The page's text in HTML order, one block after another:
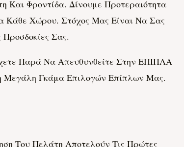
Φροντίδα. Δίνουμε Προτεραιότητα
Κάθε Χώρου. Στόχος Μας Είναι Να Σας
Σας.
Παρά Να Απευθυνθείτε Στην ΕΠΙΠΛΑ
Μεγάλη Γκάμα Επιλογών Επίπλων Μας.
Του Πελάτη Αποτελούν Τις Πρώτες